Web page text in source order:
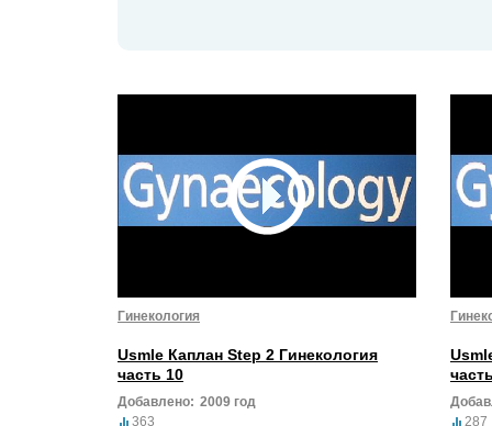
Гинекология
Usmle Каплан Step 2 Гинекология
часть 10
Добавлено: 2009 год
363
287